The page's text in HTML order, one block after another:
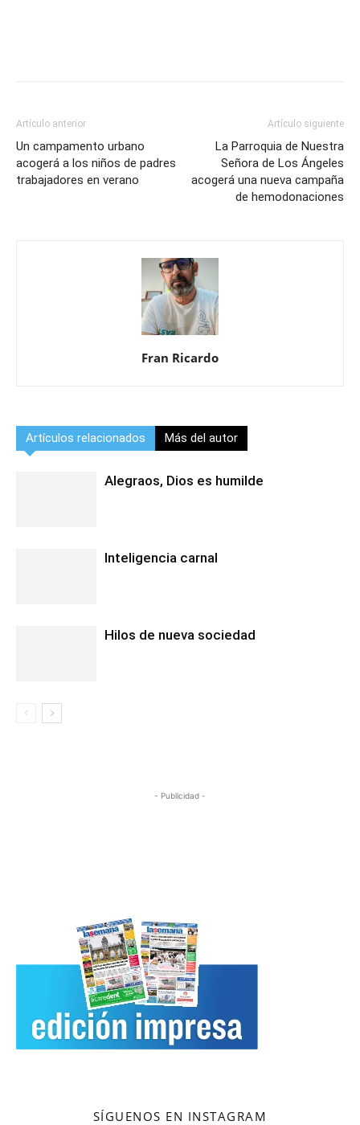
Artículo anterior
Un campamento urbano
acogerá a los niños de padres
trabajadores en verano
Artículo siguiente
La Parroquia de Nuestra
Señora de Los Ángeles
acogerá una nueva campaña
de hemodonaciones
Fran Ricardo
Artículos relacionados Más del autor
Alegraos, Dios es humilde
Inteligencia carnal
Hilos de nueva sociedad
- Publicidad -
SÍGUENOS EN INSTAGRAM